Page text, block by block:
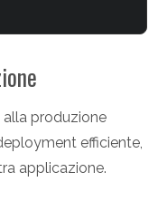
alla produzione
efficiente,
applicazione.